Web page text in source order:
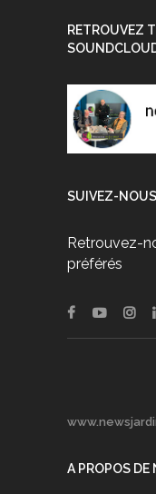
RETROUVEZ
SUIVEZ-NOUS
Retrouvez-
préférés
A PROPOS